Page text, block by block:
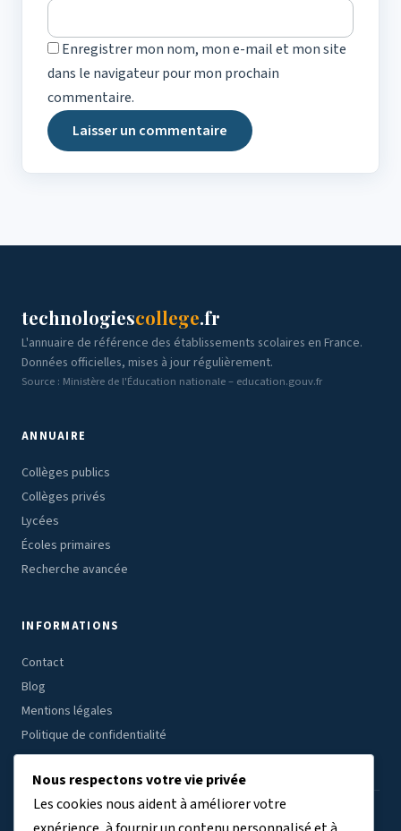
Enregistrer mon nom, mon e-mail et mon site
dans le navigateur pour mon prochain
commentaire.
technologiescollege.fr
L'annuaire de référence des établissements scolaires en France.
Données officielles, mises à jour régulièrement.
Source : Ministère de l'Éducation nationale – education.gouv.fr
ANNUAIRE
Collèges publics
Collèges privés
Lycées
Écoles primaires
Recherche avancée
INFORMATIONS
Contact
Blog
Mentions légales
Politique de confidentialité
ÉTABLISSEMENTS PAR RÉGION
Nous respectons votre vie privée
Les cookies nous aident à améliorer votre